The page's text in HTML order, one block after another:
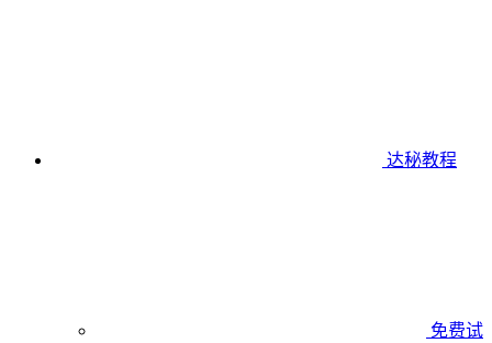
达秘教程
免费试